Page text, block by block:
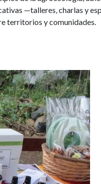
—talleres, charlas y
territorios y comunidades.